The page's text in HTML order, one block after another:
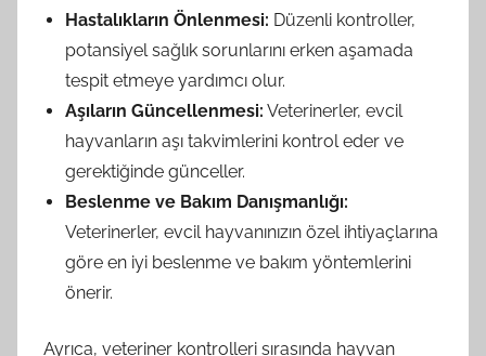
Hastalıkların Önlenmesi: Düzenli kontroller,
potansiyel sağlık sorunlarını erken aşamada
tespit etmeye yardımcı olur.
Aşıların Güncellenmesi: Veterinerler, evcil
hayvanların aşı takvimlerini kontrol eder ve
gerektiğinde günceller.
Beslenme ve Bakım Danışmanlığı:
Veterinerler, evcil hayvanınızın özel ihtiyaçlarına
göre en iyi beslenme ve bakım yöntemlerini
önerir.
Ayrıca, veteriner kontrolleri sırasında hayvan